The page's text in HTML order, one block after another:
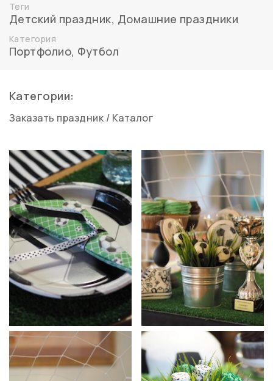
Теги
Детский праздник, Домашние праздники
Категория
Портфолио, Футбол
Категории:
Заказать праздник / Каталог